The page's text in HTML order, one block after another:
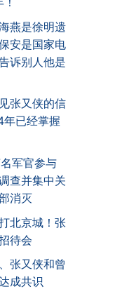
燕是徐明遗
安是国家电
诉别人他是
张又侠的信
已经掌握
军官参与
查并集中关
消灭
北京城！张
待会
张又侠和曾
成共识